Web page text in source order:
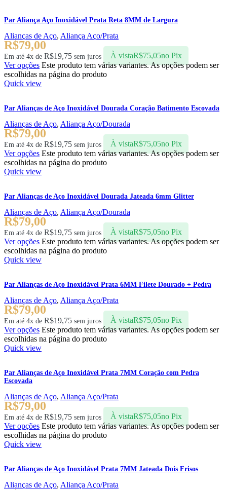
Par Aliança Aço Inoxidável Prata Reta 8MM de Largura
Alianças de Aço, Aliança Aço/Prata
R$79,00
Em até 4x de R$19,75 sem juros À vistaR$75,05no Pix
Ver opções Este produto tem várias variantes. As opções podem ser
escolhidas na página do produto
Quick view
Par Alianças de Aço Inoxidável Dourada Coração Batimento Escovada
Alianças de Aço, Aliança Aço/Dourada
R$79,00
Em até 4x de R$19,75 sem juros À vistaR$75,05no Pix
Ver opções Este produto tem várias variantes. As opções podem ser
escolhidas na página do produto
Quick view
Par Alianças de Aço Inoxidável Dourada Jateada 6mm Glitter
Alianças de Aço, Aliança Aço/Dourada
R$79,00
Em até 4x de R$19,75 sem juros À vistaR$75,05no Pix
Ver opções Este produto tem várias variantes. As opções podem ser
escolhidas na página do produto
Quick view
Par Alianças de Aço Inoxidável Prata 6MM Filete Dourado + Pedra
Alianças de Aço, Aliança Aço/Prata
R$79,00
Em até 4x de R$19,75 sem juros À vistaR$75,05no Pix
Ver opções Este produto tem várias variantes. As opções podem ser
escolhidas na página do produto
Quick view
Par Alianças de Aço Inoxidável Prata 7MM Coração com Pedra
Escovada
Alianças de Aço, Aliança Aço/Prata
R$79,00
Em até 4x de R$19,75 sem juros À vistaR$75,05no Pix
Ver opções Este produto tem várias variantes. As opções podem ser
escolhidas na página do produto
Quick view
Par Alianças de Aço Inoxidável Prata 7MM Jateada Dois Frisos
Alianças de Aço, Aliança Aço/Prata